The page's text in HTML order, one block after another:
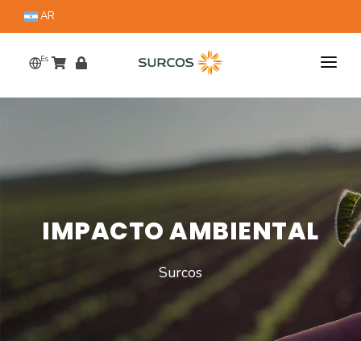
AR
Es
Home
Productos
Sustentabilidad
IMPACTO AMBIENTAL
Surcos